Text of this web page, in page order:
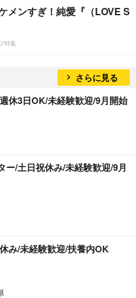
メンすぎ！純愛『（LOVE S
特集
さらに見る
休3日OK/未経験歓迎/9月開始
ー/土日祝休み/未経験歓迎/9月
み/未経験歓迎/扶養内OK